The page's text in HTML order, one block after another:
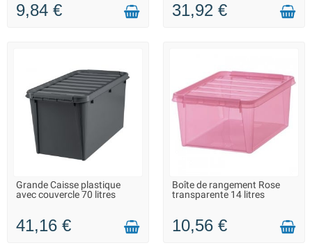
9,84 € 31,92 €
LIVRAISON 2 À 3 JOURS
Grande Caisse plastique
avec couvercle 70 litres
41,16 €
LIVRAISON 2 À 3 JOURS
Boîte de rangement Rose
transparente 14 litres
10,56 €